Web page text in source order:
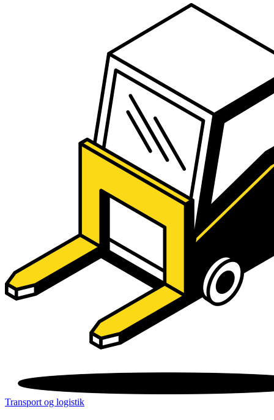
Transport og logistik